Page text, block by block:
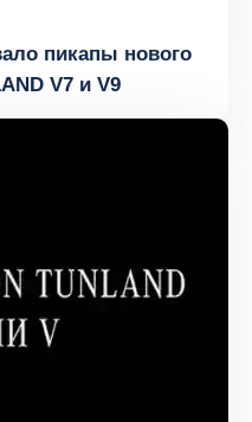
пикапы нового
V7 и V9